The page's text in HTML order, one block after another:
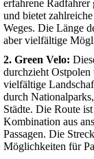
erfahrene
und bietet
Weges. Die Länge
aber vielfältige
2. Green Velo:
durchzieht
vielfältige
durch
Städte. Die Route
Kombination aus
Passagen. Die
Möglichkeiten für